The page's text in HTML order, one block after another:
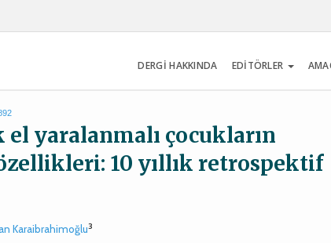
DERGİ HAKKINDA EDİTÖRLER
yaralanmalı çocukların
10 yıllık retrospektif
Karaibrahimoğlu3